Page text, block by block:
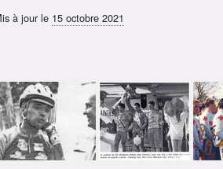
à jour le 15 octobre 2021